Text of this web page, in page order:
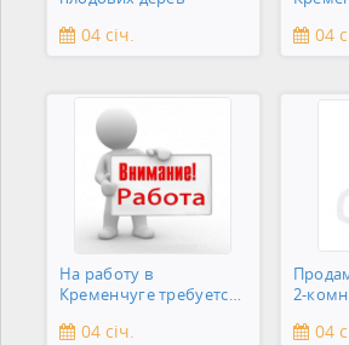
04 січ. 04
На работу в
Кременчуге требуется
04 січ.
2-
04